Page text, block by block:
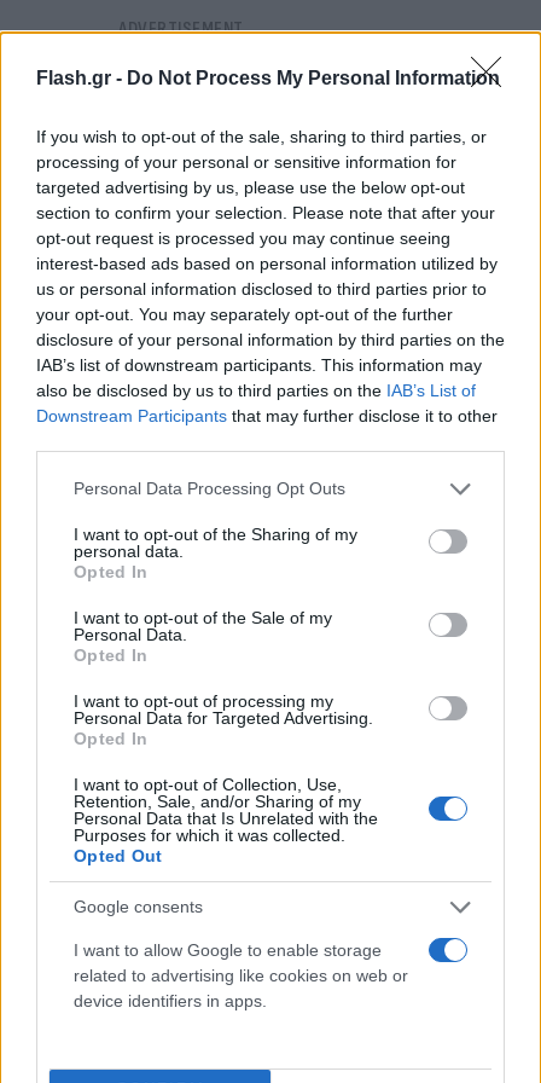
Flash.gr - Do Not Process My Personal Information
If you wish to opt-out of the sale, sharing to third parties, or
processing of your personal or sensitive information for
targeted advertising by us, please use the below opt-out
section to confirm your selection. Please note that after your
opt-out request is processed you may continue seeing
interest-based ads based on personal information utilized by
us or personal information disclosed to third parties prior to
your opt-out. You may separately opt-out of the further
disclosure of your personal information by third parties on the
IAB’s list of downstream participants. This information may
also be disclosed by us to third parties on the IAB’s List of
Downstream Participants that may further disclose it to other
Please note that this website/app uses one or more Google
not limited to your visit or usage behaviour. You may click to
grant or deny consent to Google and its third-party tags to
use your data for below specified purposes in below Google
consent section.
Personal Data Processing Opt Outs
I want to opt-out of the Sharing of my
personal data.
Opted In
I want to opt-out of the Sale of my
Personal Data.
Opted In
I want to opt-out of processing my
Personal Data for Targeted Advertising.
Opted In
I want to opt-out of Collection, Use,
Retention, Sale, and/or Sharing of my
Personal Data that Is Unrelated with the
Purposes for which it was collected.
Opted Out
Google consents
I want to allow Google to enable storage
related to advertising like cookies on web or
device identifiers in apps.
Ταυτόχρονα, για τις παραπάνω περιοχές,
παραμένει σε εφαρμογή το Σχέδιο δράσεων
κινδύνων λόγω δασικών πυρκαγιών, σύμφωνα με
το οποίο, μεταξύ άλλων, προβλέπεται, η εφαρμογή
του μέτρου της προληπτικής απαγόρευσης της
κυκλοφορίας οχημάτων και παραμονής εκδρομέων
σε εθνικούς δρυμούς, δάση και "ευπαθείς"
περιοχές.
Οι οδηγίες της Πυροσβεστικής
Η Πυροσβεστική απευθύνει έκκληση στους πολίτες:
Να είναι ιδιαίτερα προσεκτικοί και να
αποφεύγουν ενέργειες στην ύπαιθρο που
μπορούν να προκαλέσουν πυρκαγιά από
αμέλεια, όπως το κάψιμο ξερών χόρτων και